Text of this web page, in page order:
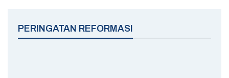
PERINGATAN REFORMASI